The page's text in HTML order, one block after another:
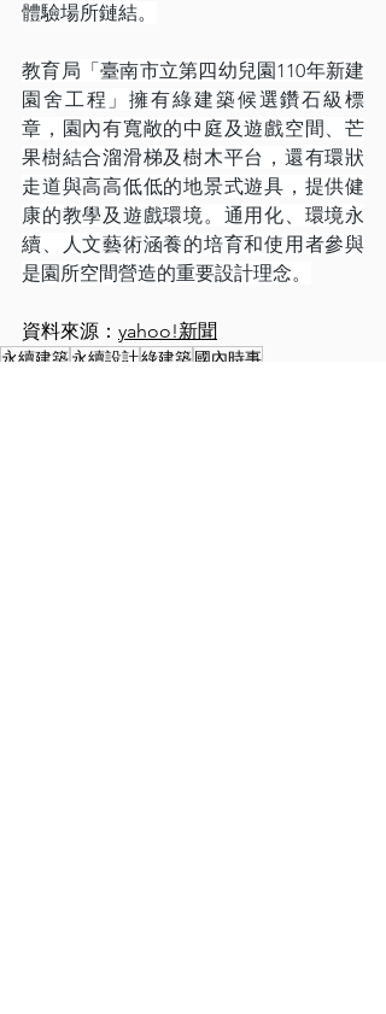
體驗場所鏈結。
教育局「臺南市立第四幼兒園110年新建
園舍工程」擁有綠建築候選鑽石級標
章，園內有寬敞的中庭及遊戲空間、芒
果樹結合溜滑梯及樹木平台，還有環狀
走道與高高低低的地景式遊具，提供健
康的教學及遊戲環境。通用化、環境永
續、人文藝術涵養的培育和使用者參與
是園所空間營造的重要設計理念。
資料來源： yahoo!新聞
永續建築永續設計綠建築國內時事